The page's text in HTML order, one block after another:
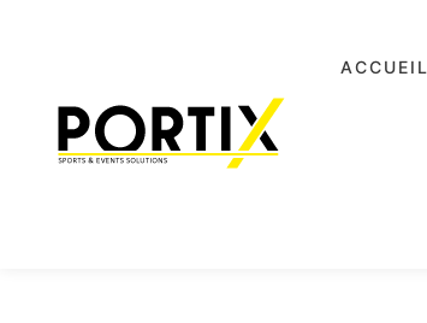
ACCUEIL